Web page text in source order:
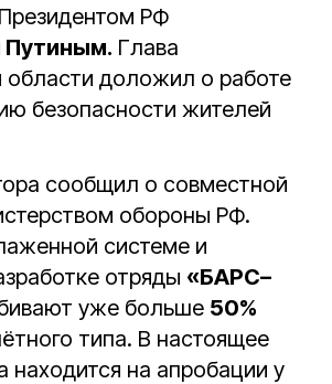
РФ
Глава
области доложил о работе
безопасности жителей
сообщил о совместной
обороны РФ.
системе и
отряды «БАРС–
уже больше 50%
типа. В настоящее
находится на апробации у